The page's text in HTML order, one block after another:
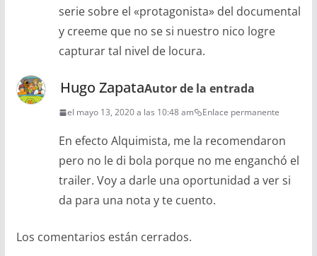
serie sobre el «protagonista» del documental
y creeme que no se si nuestro nico logre
capturar tal nivel de locura.
Hugo ZapataAutor de la entrada
el mayo 13, 2020 a las 10:48 am Enlace permanente
En efecto Alquimista, me la recomendaron
pero no le di bola porque no me enganchó el
trailer. Voy a darle una oportunidad a ver si
da para una nota y te cuento.
Los comentarios están cerrados.